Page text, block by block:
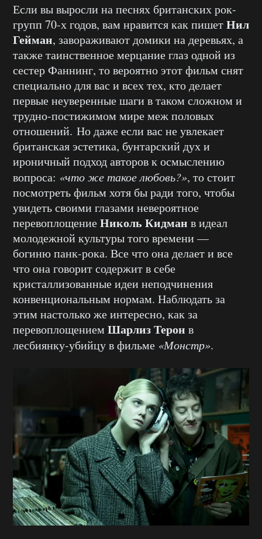
Если вы выросли на песнях британских рок-
групп 70-х годов, вам нравится как пишетНил
Гейман, завораживают домики на деревьях, а
также таинственное мерцание глаз одной из
сестер Фаннинг, то вероятно этот фильм снят
специально для вас и всех тех, кто делает
первые неуверенные шаги в таком сложном и
трудно-постижимом мире меж половых
отношений. Но даже если вас не увлекает
британская эстетика, бунтарский дух и
ироничный подход авторов к осмыслению
вопроса: «что же такое любовь?», то стоит
посмотреть фильм хотя бы ради того, чтобы
увидеть своими глазами невероятное
перевоплощениеНиколь Кидман в идеал
молодежной культуры того времени —
богиню панк-рока. Все что она делает и все
что она говорит содержит в себе
кристаллизованные идеи неподчинения
конвенциональным нормам. Наблюдать за
этим настолько же интересно, как за
перевоплощением Шарлиз Терон в
лесбиянку-убийцу в фильме «Монстр».